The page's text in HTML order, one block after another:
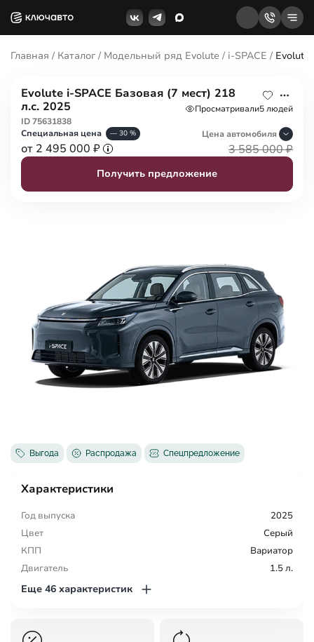
Главная / Каталог / Модельный ряд Evolute / i-SPACE / Evolute
Evolute i-SPACE Базовая (7 мест) 218
л.с. 2025
ID 75631838
Просматривали5 людей
Специальная цена — 30 %
от 2 495 000 ₽
Цена автомобиля
3 585 000 ₽
Получить предложение
Выгода Распродажа Спецпредложение
Характеристики
Год выпуска
2025
Цвет
Серый
КПП
Вариатор
Двигатель
1.5 л.
Еще 46 характеристик